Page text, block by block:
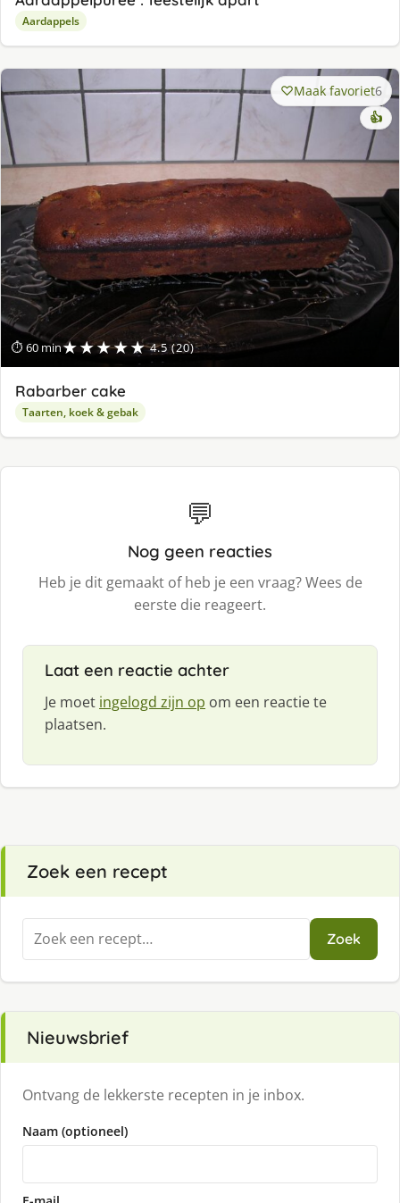
Aardappels
⏱ 60 min★★★★★ 4.5 (20)
Maak favoriet6
👍
Rabarber cake
Taarten, koek & gebak
💬
Nog geen reacties
Heb je dit gemaakt of heb je een vraag? Wees de
eerste die reageert.
Laat een reactie achter
Je moet ingelogd zijn op om een reactie te
plaatsen.
Zoek een recept
Zoeken
naar:
Zoek
Nieuwsbrief
Ontvang de lekkerste recepten in je inbox.
Naam (optioneel)